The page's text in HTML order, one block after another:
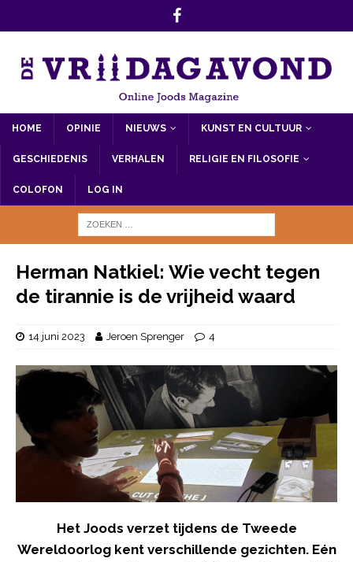
HOME OPINIE NIEUWS KUNST EN CULTUUR
GESCHIEDENIS VERHALEN RELIGIE EN FILOSOFIE
COLOFON LOG IN
Herman Natkiel: Wie vecht tegen
de tirannie is de vrijheid waard
14 juni 2023 Jeroen Sprenger 4
Het Joods verzet tijdens de Tweede
Wereldoorlog kent verschillende gezichten. Eén